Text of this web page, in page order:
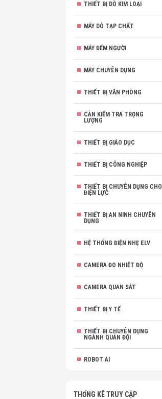
THIẾT BỊ DÒ KIM LOẠI
MÁY DÒ TẠP CHẤT
MÁY ĐẾM NGƯỜI
MÁY CHUYÊN DỤNG
THIẾT BỊ VĂN PHÒNG
CÂN KIỂM TRA TRỌNG
LƯỢNG
THIẾT BỊ GIÁO DỤC
THIẾT BỊ CÔNG NGHIỆP
THIẾT BỊ CHUYÊN DỤNG CHO
ĐIỆN LỰC
THIẾT BỊ AN NINH CHUYÊN
DỤNG
HỆ THỐNG ĐIỆN NHẸ ELV
CAMERA ĐO NHIỆT ĐỘ
CAMERA QUAN SÁT
THIẾT BỊ Y TẾ
THIẾT BỊ CHUYÊN DỤNG
NGÀNH QUÂN ĐỘI
ROBOT AI
THỐNG KÊ TRUY CẬP